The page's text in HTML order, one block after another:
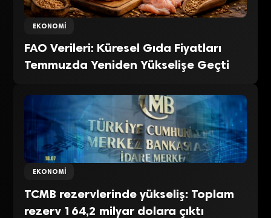
EKONOMI
FAO Verileri: Küresel Gıda Fiyatları
Temmuzda Yeniden Yükselişe Geçti
EKONOMI
TCMB rezervlerinde yükseliş: Toplam
rezerv 164,2 milyar dolara çıktı